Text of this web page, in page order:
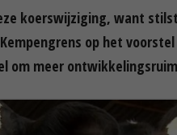
koerswijziging, want
op het
om meer